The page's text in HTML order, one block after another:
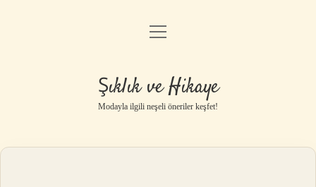
Gizlilik Politikası
Yasal Uyarı
menüyü
Şıklık ve Hikaye
Modayla ilgili neşeli öneriler keşfet!